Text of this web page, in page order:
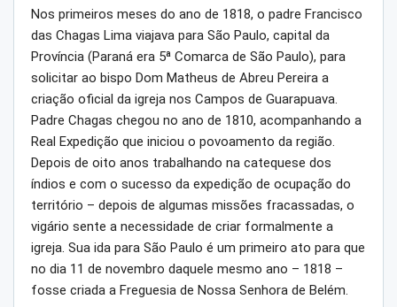
Nos primeiros meses do ano de 1818, o padre Francisco
das Chagas Lima viajava para São Paulo, capital da
Província (Paraná era 5ª Comarca de São Paulo), para
solicitar ao bispo Dom Matheus de Abreu Pereira a
criação oficial da igreja nos Campos de Guarapuava.
Padre Chagas chegou no ano de 1810, acompanhando a
Real Expedição que iniciou o povoamento da região.
Depois de oito anos trabalhando na catequese dos
índios e com o sucesso da expedição de ocupação do
território – depois de algumas missões fracassadas, o
vigário sente a necessidade de criar formalmente a
igreja. Sua ida para São Paulo é um primeiro ato para que
no dia 11 de novembro daquele mesmo ano – 1818 –
fosse criada a Freguesia de Nossa Senhora de Belém.